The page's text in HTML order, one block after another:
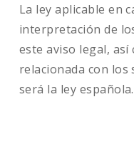
La ley aplicable en
interpretación de
este aviso legal,
relacionada con
será la ley española.